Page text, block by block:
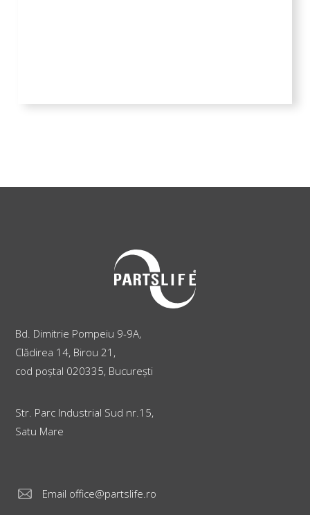
Bd. Dimitrie Pompeiu 9-9A,
Clădirea 14, Birou 21,
cod poștal 020335, București
Str. Parc Industrial Sud nr.15,
Satu Mare
Email office@partslife.ro